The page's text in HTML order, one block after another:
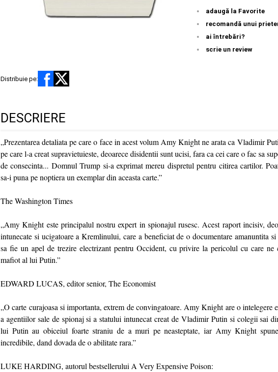
adaugă la Favorite
recomandă unui
ai întrebări?
scrie un review
Distribuie pe:
DESCRIERE
„Prezentarea detaliata pe care o face in acest volum Amy Knight ne arata ca Vladimir
pe care l-a creat supravietuieste, deoarece disidentii sunt ucisi, fara ca cei care o fac sa
de consecinta... Domnul Trump si-a exprimat mereu dispretul pentru citirea cartilor.
sa-i puna pe noptiera un exemplar din aceasta carte.”
The Washington Times
„Amy Knight este principalul nostru expert in spionajul rusesc. Acest raport incisiv,
intunecate si ucigatoare a Kremlinului, care a beneficiat de o documentare amanuntita
sa fie un apel de trezire electrizant pentru Occident, cu privire la pericolul cu care ne
mafiot al lui Putin.”
EDWARD LUCAS, editor senior, The Economist
„O carte curajoasa si importanta, extrem de convingatoare. Amy Knight are o intelegere
a agentiilor sale de spionaj si a statului intunecat creat de Vladimir Putin si colegii sai
lui Putin au obiceiul foarte straniu de a muri pe neasteptate, iar Amy Knight spune
incredibile, dand dovada de o abilitate rara.”
LUKE HARDING, autorul bestsellerului A Very Expensive Poison: